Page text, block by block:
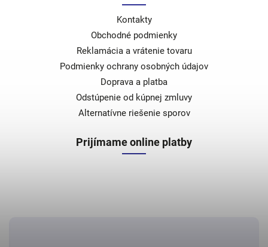
Kontakty
Obchodné podmienky
Reklamácia a vrátenie tovaru
Podmienky ochrany osobných údajov
Doprava a platba
Odstúpenie od kúpnej zmluvy
Alternatívne riešenie sporov
Prijímame online platby